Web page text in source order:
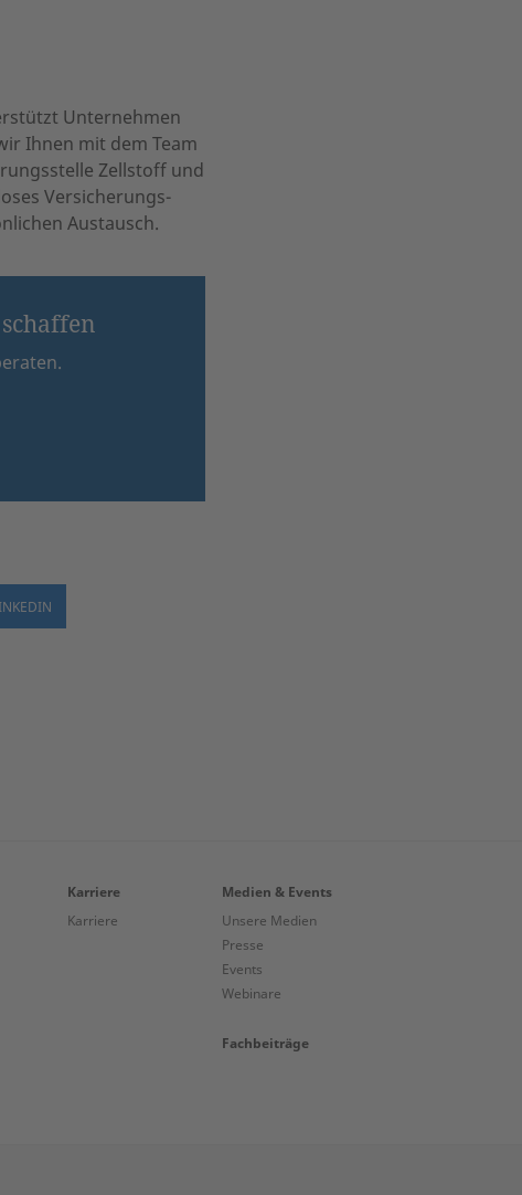
Unternehmen
Ihnen mit dem Team
Zellstoff und
Versicherungs-
Austausch.
Karriere
Karriere
Medien & Events
Unsere Medien
Presse
Events
Webinare
Fachbeiträge